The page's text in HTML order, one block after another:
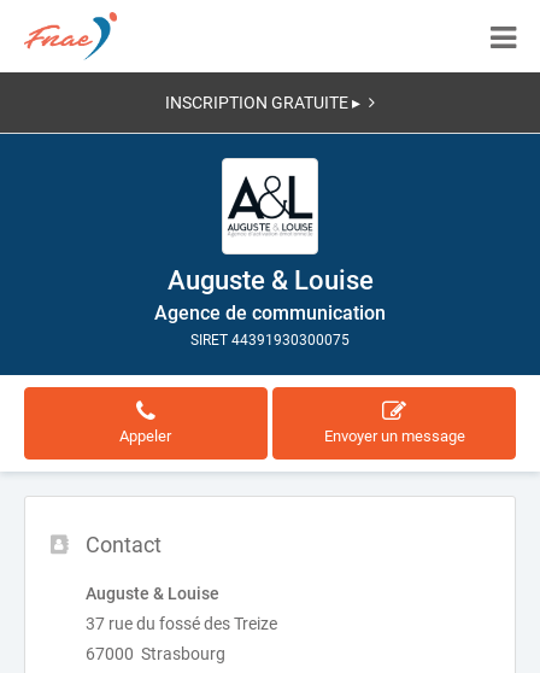
INSCRIPTION GRATUITE ▸
Auguste & Louise
Agence de communication
SIRET 44391930300075
Appeler Envoyer un message
Contact
Auguste & Louise
37 rue du fossé des Treize
67000 Strasbourg